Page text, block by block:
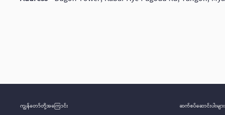
ကျွန်တော်တို့အ‌ကြောင်း ဆက်စပ်ဆောင်းပါးများ